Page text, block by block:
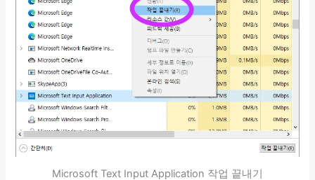
Microsoft Text Input Application 작업 끝내기